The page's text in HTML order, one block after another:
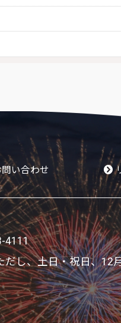
い合わせ
4111
し、土日・祝日、12